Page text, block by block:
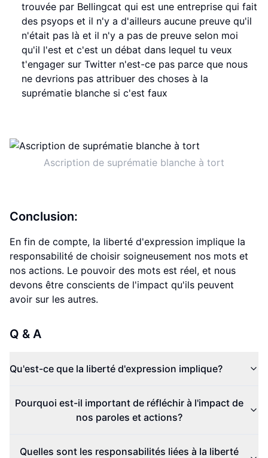
trouvée par Bellingcat qui est une entreprise qui fait
des psyops et il n'y a d'ailleurs aucune preuve qu'il
n'était pas là et il n'y a pas de preuve selon moi
qu'il l'est et c'est un débat dans lequel tu veux
t'engager sur Twitter n'est-ce pas parce que nous
ne devrions pas attribuer des choses à la
suprématie blanche si c'est faux
Ascription de suprématie blanche à tort
Conclusion:
En fin de compte, la liberté d'expression implique la
responsabilité de choisir soigneusement nos mots et
nos actions. Le pouvoir des mots est réel, et nous
devons être conscients de l'impact qu'ils peuvent
avoir sur les autres.
Q & A
Qu'est-ce que la liberté d'expression implique?
Pourquoi est-il important de réfléchir à l'impact de
nos paroles et actions?
Quelles sont les responsabilités liées à la liberté